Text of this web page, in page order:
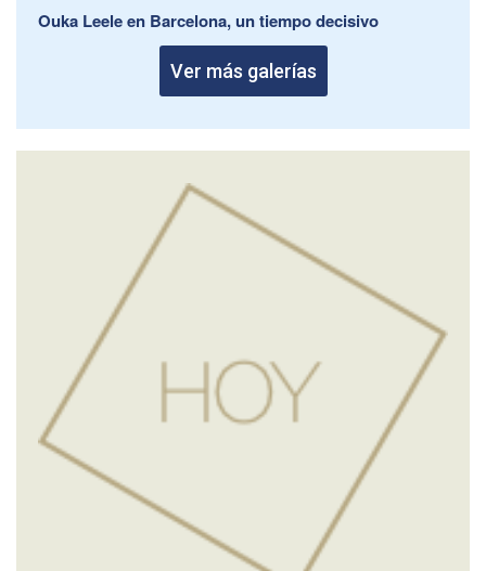
Ouka Leele en Barcelona, un tiempo decisivo
Ver más galerías